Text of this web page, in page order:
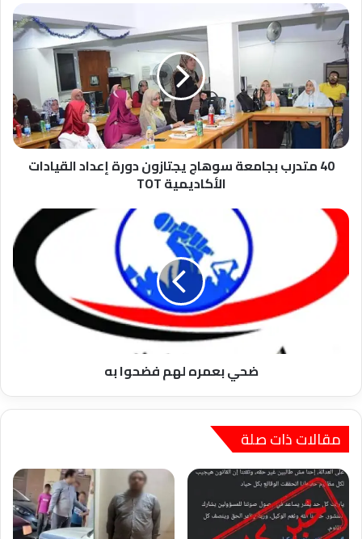
40
متدرب
بجامعة
سوهاج
يجتازون
دورة
إعداد
القيادات
الأكاديمية
TOT
40 متدرب بجامعة سوهاج يجتازون دورة إعداد القيادات
الأكاديمية TOT
ضحي
بعمره
لهم
فضحوا
به
ضحي بعمره لهم فضحوا به
مقالات ذات صلة